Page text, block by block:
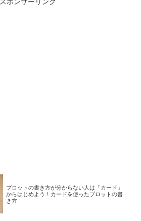
プロットの書き方が分からない人は「カード」
からはじめよう！カードを使ったプロットの書
き方